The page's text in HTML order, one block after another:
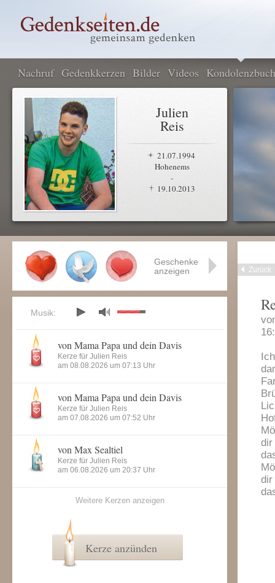
Nachruf Gedenkkerzen Bilder Videos Kondolenzbuch
Julien
Reis
21.07.1994
Hohenems
-
19.10.2013
Zurück
dir
dir
Geschenke
anzeigen
Musik:
von Mama Papa und dein Davis
Kerze für Julien Reis
am 08.08.2026 um 07:13 Uhr
von Mama Papa und dein Davis
Kerze für Julien Reis
am 07.08.2026 um 07:52 Uhr
von Max Sealtiel
Kerze für Julien Reis
am 06.08.2026 um 20:37 Uhr
Weitere Kerzen anzeigen
Kerze anzünden